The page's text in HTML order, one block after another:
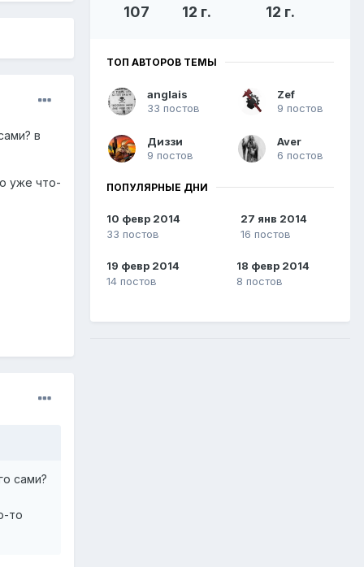
в
уже что-
сами?
то
107 12 г. 12 г.
ТОП АВТОРОВ ТЕМЫ
anglais
33 постов
Zef
9 постов
Диззи
9 постов
Aver
6 постов
ПОПУЛЯРНЫЕ ДНИ
10 февр 2014
33 постов
27 янв 2014
16 постов
19 февр 2014
14 постов
18 февр 2014
8 постов